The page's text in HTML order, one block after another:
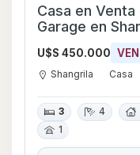
Casa en
Garage en
U$S 450.000
Shangrila Casa
3 4
1